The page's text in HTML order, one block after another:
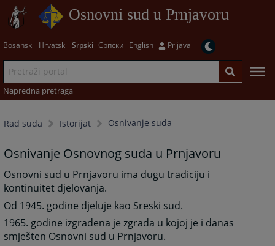
Osnovni sud u Prnjavoru
Bosanski Hrvatski Srpski Српски English Prijava
Napredna pretraga
Rad suda Istorijat Osnivanje suda
Osnivanje Osnovnog suda u Prnjavoru
Osnovni sud u Prnjavoru ima dugu tradiciju i
kontinuitet djelovanja.
Od 1945. godine djeluje kao Sreski sud.
1965. godine izgrađena je zgrada u kojoj je i danas
smješten Osnovni sud u Prnjavoru.